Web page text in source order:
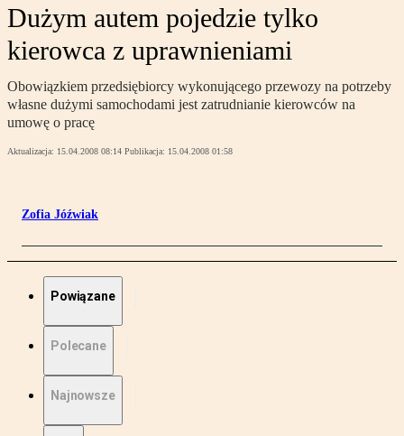
Dużym autem pojedzie tylko
kierowca z uprawnieniami
Obowiązkiem przedsiębiorcy wykonującego przewozy na potrzeby
własne dużymi samochodami jest zatrudnianie kierowców na
umowę o pracę
Aktualizacja: 15.04.2008 08:14 Publikacja: 15.04.2008 01:58
Zofia Jóźwiak
Powiązane
Polecane
Najnowsze